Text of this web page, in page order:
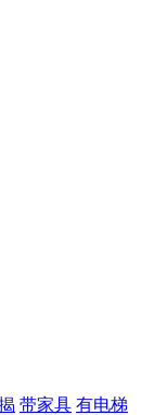
带家具 有电梯